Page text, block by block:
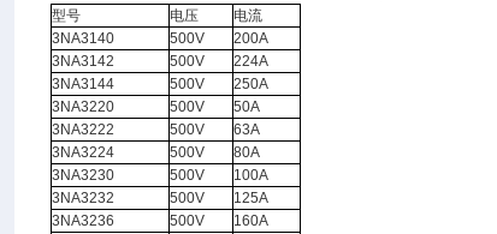
型号 电压
电流
3NA3140
500V
200A
3NA3142
500V
224A
3NA3144
500V
250A
3NA3220
500V
50A
3NA3222
500V
63A
3NA3224
500V
80A
3NA3230
500V
100A
3NA3232
500V
125A
3NA3236
500V
160A